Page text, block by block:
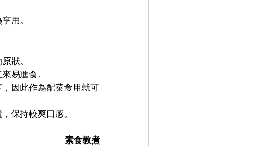
用。
狀。
易進食。
因此作為配菜食用就可
保持較爽口感。
素食教煮